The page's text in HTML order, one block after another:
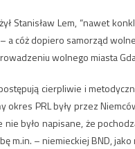
Stanisław Lem, “nawet
a cóż dopiero samorząd
wolnego miasta
cierpliwie i
okres PRL były przez
nie było napisane, że
m.in. – niemieckiej BND,